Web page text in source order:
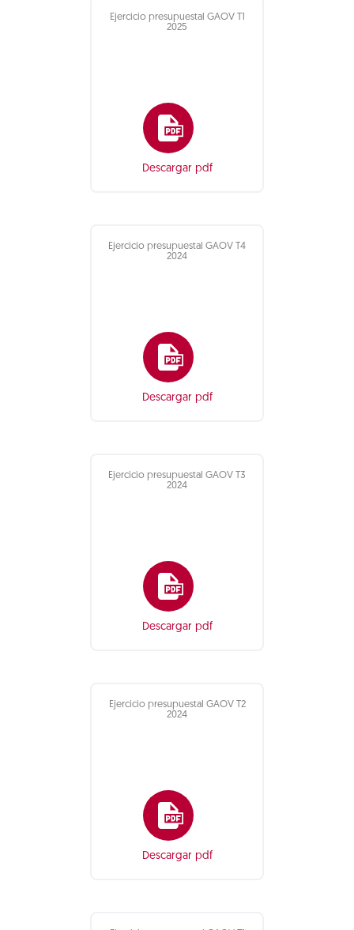
Ejercicio presupuestal GAOV T1
2025
Descargar pdf
Ejercicio presupuestal GAOV T4
2024
Descargar pdf
Ejercicio presupuestal GAOV T3
2024
Descargar pdf
Ejercicio presupuestal GAOV T2
2024
Descargar pdf